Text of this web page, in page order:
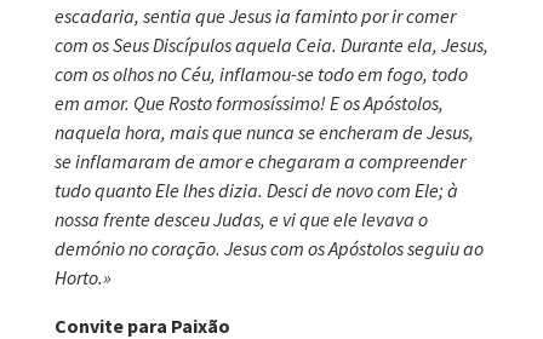
escadaria, sentia que Jesus ia faminto por ir comer
com os Seus Discípulos aquela Ceia. Durante ela, Jesus,
com os olhos no Céu, inflamou-se todo em fogo, todo
em amor. Que Rosto formosíssimo! E os Apóstolos,
naquela hora, mais que nunca se encheram de Jesus,
se inflamaram de amor e chegaram a compreender
tudo quanto Ele lhes dizia. Desci de novo com Ele; à
nossa frente desceu Judas, e vi que ele levava o
demónio no coração. Jesus com os Apóstolos seguiu ao
Horto.»
Convite para Paixão